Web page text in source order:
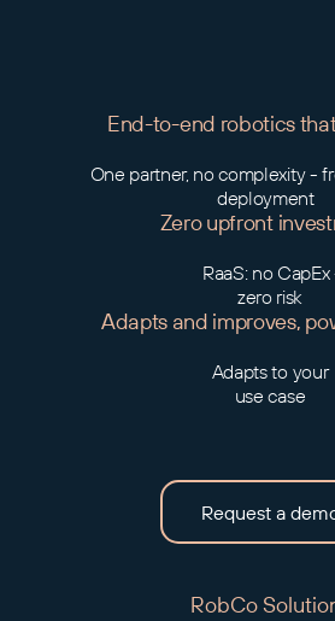
End-to-end robotics
One partner, no complexity -
deployment
Zero upfront
RaaS: no CapEx
zero risk
Adapts and improves,
Adapts to your
use case
Request a
RobCo